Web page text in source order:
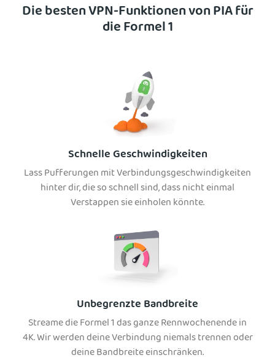
Die besten VPN-Funktionen von PIA für
die Formel 1
Schnelle Geschwindigkeiten
Lass Pufferungen mit Verbindungsgeschwindigkeiten
hinter dir, die so schnell sind, dass nicht einmal
Verstappen sie einholen könnte.
Unbegrenzte Bandbreite
Streame die Formel 1 das ganze Rennwochenende in
4K. Wir werden deine Verbindung niemals trennen oder
deine Bandbreite einschränken.